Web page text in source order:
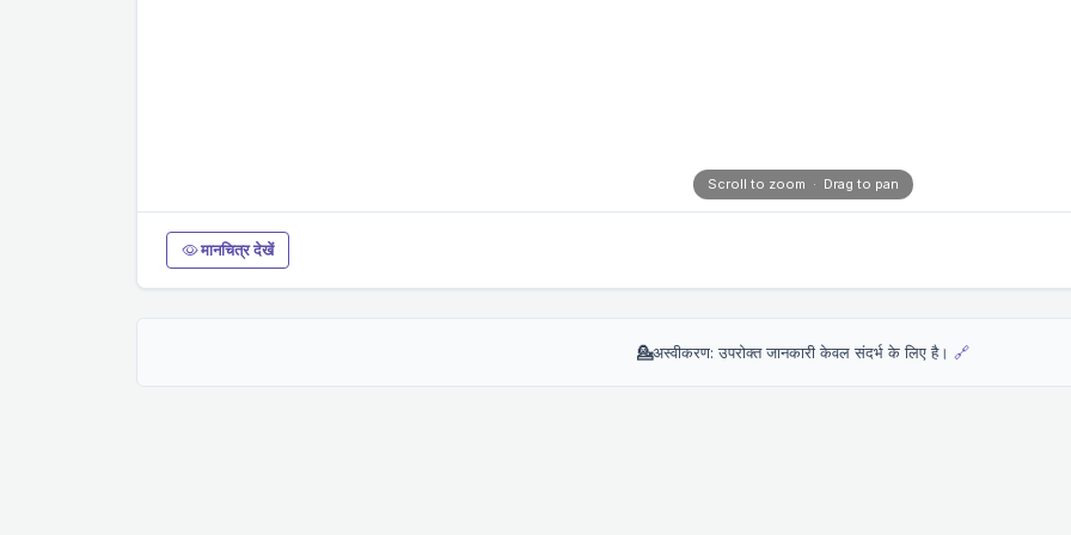
Scroll to zoom · Drag to pan
मानचित्र देखें
💁अस्वीकरण: उपरोक्त जानकारी केवल संदर्भ के लिए है। 🔗